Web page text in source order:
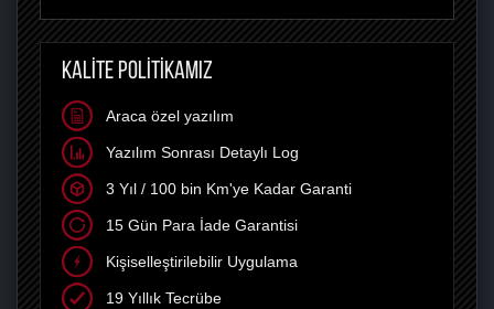
KALİTE POLİTİKAMIZ
Araca özel yazılım
Yazılım Sonrası Detaylı Log
3 Yıl / 100 bin Km'ye Kadar Garanti
15 Gün Para İade Garantisi
Kişiselleştirilebilir Uygulama
19 Yıllık Tecrübe